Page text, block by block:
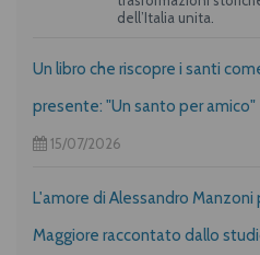
dell’Italia unita.
Un libro che riscopre i santi
presente: "Un santo per amico"
15/07/2026
L'amore di Alessandro Manzoni
Maggiore raccontato dallo